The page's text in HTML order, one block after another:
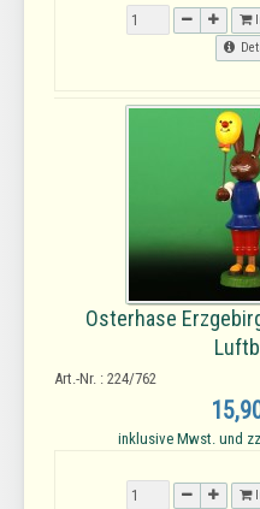
Osterhase
Art.-Nr. : 224/762
inklusive Mwst. und